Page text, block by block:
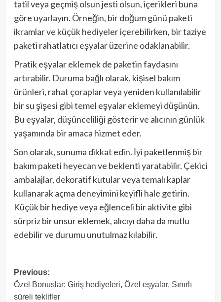
tatil veya geçmiş olsun jesti olsun, içerikleri buna
göre uyarlayın. Örneğin, bir doğum günü paketi
ikramlar ve küçük hediyeler içerebilirken, bir taziye
paketi rahatlatıcı eşyalar üzerine odaklanabilir.
Pratik eşyalar eklemek de paketin faydasını
artırabilir. Duruma bağlı olarak, kişisel bakım
ürünleri, rahat çoraplar veya yeniden kullanılabilir
bir su şişesi gibi temel eşyalar eklemeyi düşünün.
Bu eşyalar, düşünceliliği gösterir ve alıcının günlük
yaşamında bir amaca hizmet eder.
Son olarak, sunuma dikkat edin. İyi paketlenmiş bir
bakım paketi heyecan ve beklenti yaratabilir. Çekici
ambalajlar, dekoratif kutular veya temalı kaplar
kullanarak açma deneyimini keyifli hale getirin.
Küçük bir hediye veya eğlenceli bir aktivite gibi
sürpriz bir unsur eklemek, alıcıyı daha da mutlu
edebilir ve durumu unutulmaz kılabilir.
Post
navigation
Previous:
Özel Bonuslar: Giriş hediyeleri, Özel eşyalar, Sınırlı
süreli teklifler